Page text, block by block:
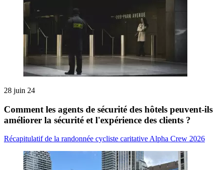
28 juin 24
Comment les agents de sécurité des hôtels peuvent-ils
améliorer la sécurité et l'expérience des clients ?
Récapitulatif de la randonnée cycliste caritative Alpha Crew 2026